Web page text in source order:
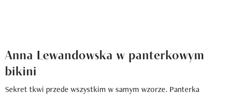
Anna Lewandowska w panterkowym
bikini
Sekret tkwi przede wszystkim w samym wzorze. Panterka